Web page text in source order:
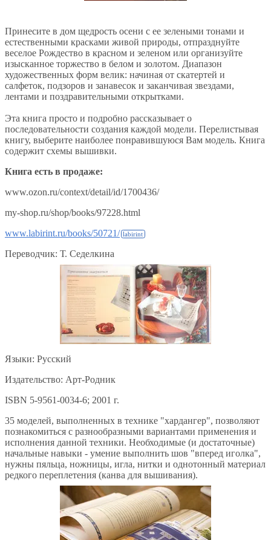
Принесите в дом щедрость осени с ее зелеными тонами и
естественными красками живой природы, отпразднуйте
веселое Рождество в красном и зеленом или организуйте
изысканное торжество в белом и золотом. Диапазон
художественных форм велик: начиная от скатертей и
салфеток, подзоров и занавесок и заканчивая звездами,
лентами и поздравительными открытками.
Эта книга просто и подробно рассказывает о
последовательности создания каждой модели. Перелистывая
книгу, выберите наиболее понравившуюся Вам модель. Книга
содержит схемы вышивки.
Книга есть в продаже:
www.ozon.ru/context/detail/id/1700436/
my-shop.ru/shop/books/97228.html
www.labirint.ru/books/50721/
Переводчик: Т. Седелкина
Языки: Русский
Издательство: Арт-Родник
ISBN 5-9561-0034-6; 2001 г.
35 моделей, выполненных в технике "хардангер", позволяют
познакомиться с разнообразными вариантами применения и
исполнения данной техники. Необходимые (и достаточные)
начальные навыки - умение выполнить шов "вперед иголка",
нужны пяльца, ножницы, игла, нитки и однотонный материал
редкого переплетения (канва для вышивания).